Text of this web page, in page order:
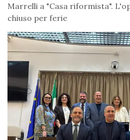
Marrelli a "Casa riformista".
chiuso per ferie